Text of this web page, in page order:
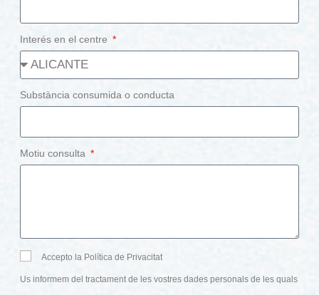
Interés en el centre
Substància consumida o conducta
Motiu consulta
Accepto la Política de Privacitat
Us informem del tractament de les vostres dades personals de les quals